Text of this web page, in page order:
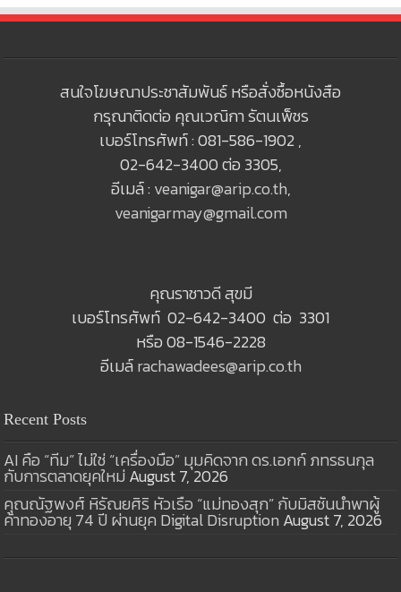
สนใจโฆษณาประชาสัมพันธ์ หรือสั่งซื้อหนังสือ
กรุณาติดต่อ คุณเวณิกา รัตนเพ็ชร
เบอร์โทรศัพท์ : 081-586-1902 ,
02-642-3400 ต่อ 3305,
อีเมล์ : veanigar@arip.co.th,
veanigarmay@gmail.com
คุณราชาวดี สุขมี
เบอร์โทรศัพท์ 02-642-3400 ต่อ 3301
หรือ 08-1546-2228
อีเมล์rachawadees@arip.co.th
Recent Posts
AI คือ “ทีม” ไม่ใช่ “เครื่องมือ” มุมคิดจาก ดร.เอกก์ ภทรธนกุล
กับการตลาดยุคใหม่ August 7, 2026
คุณณัฐพงศ์ หิรัณยศิริ หัวเรือ “แม่ทองสุก” กับมิสชันนำพาผู้
ค้าทองอายุ 74 ปี ผ่านยุค Digital Disruption August 7, 2026